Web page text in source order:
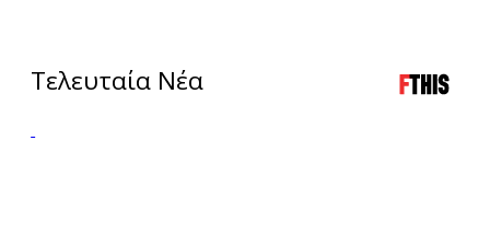
Τελευταία Νέα